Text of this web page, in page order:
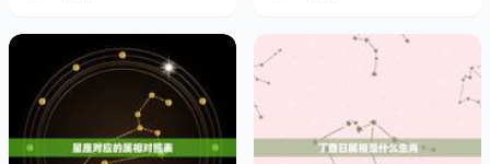
每年生肖图片交接作者是谁？
图片上有
十二生肖的美字图？